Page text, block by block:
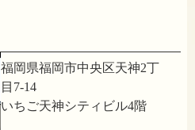
福岡県福岡市中央区天神2丁
目7-14
いちご天神シティビル4階